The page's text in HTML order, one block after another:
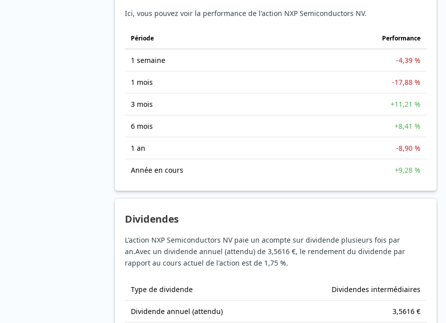
Ici, vous pouvez voir la performance de l'action NXP Semiconductors NV.
Période Performance
1 semaine -4,39 %
1 mois -17,88 %
3 mois +11,21 %
6 mois +8,41 %
1 an -8,90 %
Année en cours +9,28 %
Dividendes
L'action NXP Semiconductors NV paie un acompte sur dividende plusieurs fois par
an.Avec un dividende annuel (attendu) de 3,5616 €, le rendement du dividende par
rapport au cours actuel de l'action est de 1,75 %.
Type de dividende Dividendes intermédiaires
Dividende annuel (attendu) 3,5616 €